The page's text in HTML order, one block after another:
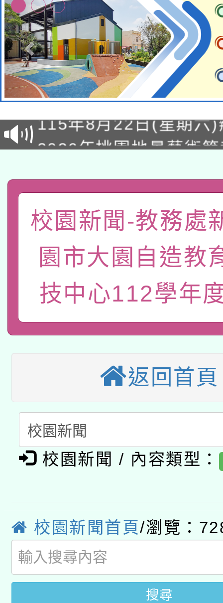
轉知經濟部水利署委託
業技術研究院辦理「
用水績優單位及節水達
動」
115年8月22日(星期六
桃園市孔廟祈福系列
2026年桃園地景藝術
關事宜
轉知教育部國民及學前
國立臺灣師範大學辦理
年度健康促進學校輔導
函轉國家教育研究院中
原住民族教育政策研討
族教育國際趨勢與發展
轉知教育部國民及學前
新北市政府教育局辦理
師專業成長研習實施計
方素養工作坊新北場」
函轉國立臺灣師範大學
族語言臺北學習中心
「族語學習班」招生簡
轉知有關國立成功大學
文教學共融平台-教案
接種對象擴大為「滿6
接種之民眾」措施，延
月28日止
轉知經濟部水利署委託
業技術研究院辦理「
動」
115年8月22日(星期六
桃園市孔廟祈福系列
開 智慧啟航」
2026年桃園地景藝術
「2026桃園藝術巡演
關事宜
轉知教育部國民及學前
國立臺灣師範大學辦
業成長研習」實施計畫
函轉國家教育研究院中
族教育國際趨勢與發展
新北市政府教育局辦理
師專業成長研習實施計
方素養工作坊新北場」
函轉國立臺灣師範大學
族語言臺北學習中心
「族語學習班」招生簡
轉知有關國立成功大學
文教學共融平台-教案
教育部國民及學前教育
年度COVID-19疫苗接
校園新聞-教務處
園市大園自造教
技中心112學年
返回首頁
校園新聞 / 內容類型：
校園新聞首頁/瀏覽：
搜尋